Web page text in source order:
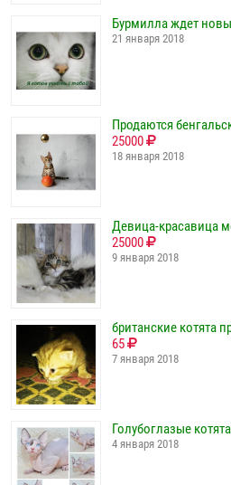
Бурмилла ждет
21 января 2018
Продаются
25000
18 января 2018
Девица-красавица
25000
9 января 2018
британские котята
65
7 января 2018
Голубоглазые
4 января 2018